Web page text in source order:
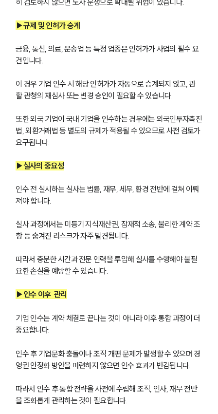
히 검토하지 않으면 노사 분쟁으로 확대될 위험이 있습니다.
▶규제 및 인허가 승계
금융, 통신, 의료, 운송업 등 특정 업종은 인허가가 사업의 필수 요
건입니다.
이 경우 기업 인수 시 해당 인허가가 자동으로 승계되지 않고, 관
할 관청의 재심사 또는 변경 승인이 필요할 수 있습니다.
또한 외국 기업이 국내 기업을 인수하는 경우에는 외국인투자촉진
법, 외환거래법 등 별도의 규제가 적용될 수 있으므로 사전 검토가
요구됩니다.
▶실사의 중요성
인수 전 실시하는 실사는 법률, 재무, 세무, 환경 전반에 걸쳐 이뤄
져야 합니다.
실사 과정에서는 미등기 지식재산권, 잠재적 소송, 불리한 계약 조
항 등 숨겨진 리스크가 자주 발견됩니다.
따라서 충분한 시간과 전문 인력을 투입해 실사를 수행해야 불필
요한 손실을 예방할 수 있습니다.
▶인수 이후  관리
기업 인수는 계약 체결로 끝나는 것이 아니라 이후 통합 과정이 더
중요합니다.
인수 후 기업문화 충돌이나 조직 개편 문제가 발생할 수 있으며 경
영권 안정화 방안을 마련하지 않으면 인수 효과가 반감됩니다.
따라서 인수 후 통합 전략을 사전에 수립해 조직, 인사, 재무 전반
을 조화롭게 관리하는 것이 필요합니다.